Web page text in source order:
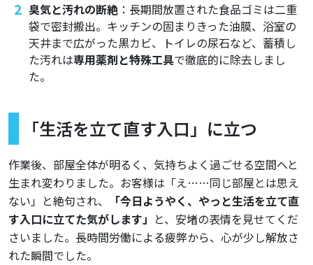
臭気と汚れの断絶：長期間放置された食品ゴミは二重
袋で密封搬出。キッチンの固まりきった油膜、浴室の
天井まで広がった黒カビ、トイレの尿石など、蓄積し
た汚れは専用薬剤と特殊工具で徹底的に除去しまし
た。
「生活を立て直す入口」に立つ
作業後、部屋全体が明るく、気持ちよく過ごせる空間へと
生まれ変わりました。お客様は「え……同じ部屋とは思え
ない」と絶句され、
「今日ようやく、やっと生活を立て直
す入口に立てた気がします」 と、安堵の表情を見せてくだ
さいました。長時間労働による疲弊から、心が少し解放さ
れた瞬間でした。